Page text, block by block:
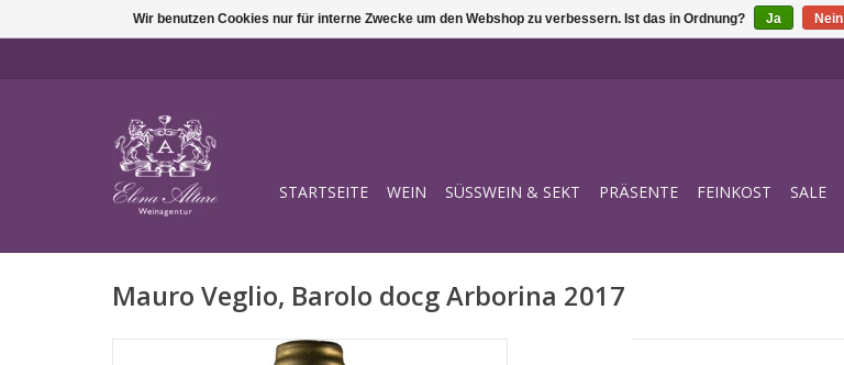
STARTSEITE WEIN SÜSSWEIN & SEKT PRÄSENTE FEINKOST SALE
Mauro Veglio, Barolo docg Arborina 2017
Wir benutzen Cookies nur für interne Zwecke um den Webshop zu verbessern. Ist das in Ordnung? Ja Nein